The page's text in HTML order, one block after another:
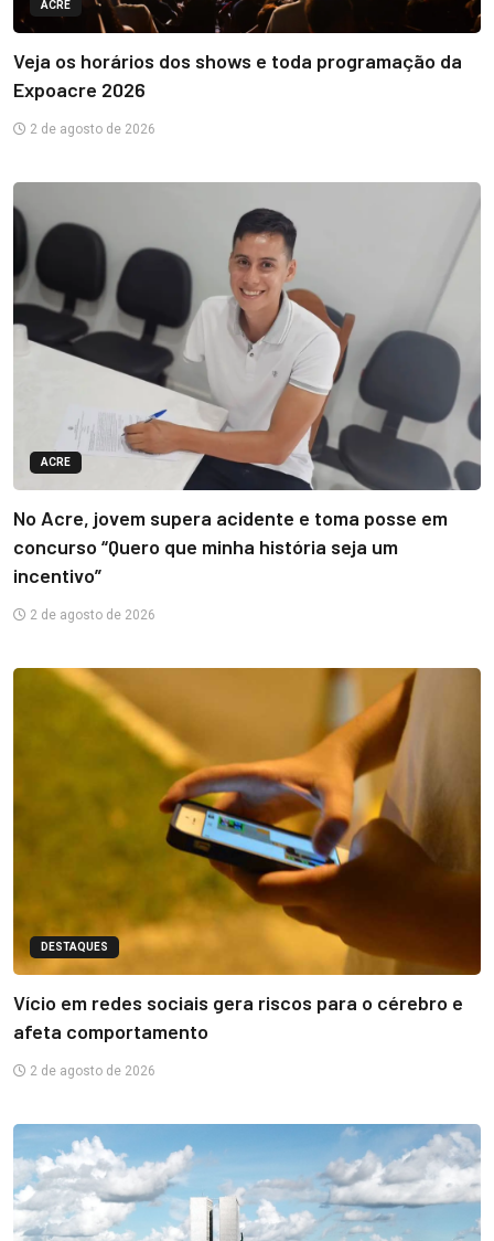
ACRE
Veja os horários dos shows e toda programação da
Expoacre 2026
2 de agosto de 2026
ACRE
No Acre, jovem supera acidente e toma posse em
concurso “Quero que minha história seja um
incentivo”
2 de agosto de 2026
DESTAQUES
Vício em redes sociais gera riscos para o cérebro e
afeta comportamento
2 de agosto de 2026